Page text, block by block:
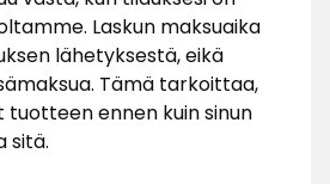
Laskun maksuaika
lähetyksestä, eikä
Tämä tarkoittaa,
ennen kuin sinun
sitä.